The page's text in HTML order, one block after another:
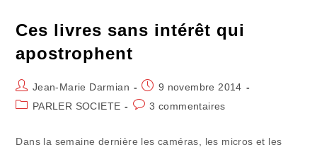
Ces livres sans intérêt qui
apostrophent
Auteur/autrice
de
Jean-Marie Darmian
Publication
publiée :
9 novembre 2014
PostPARLER SOCIETE
Commentaires
3 commentaires
Dans la semaine dernière les caméras, les micros et les